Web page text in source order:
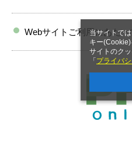
当サイトで
キー(Cookie)
サイトのク
「 プライバ
Webサイトご利用にあたっ